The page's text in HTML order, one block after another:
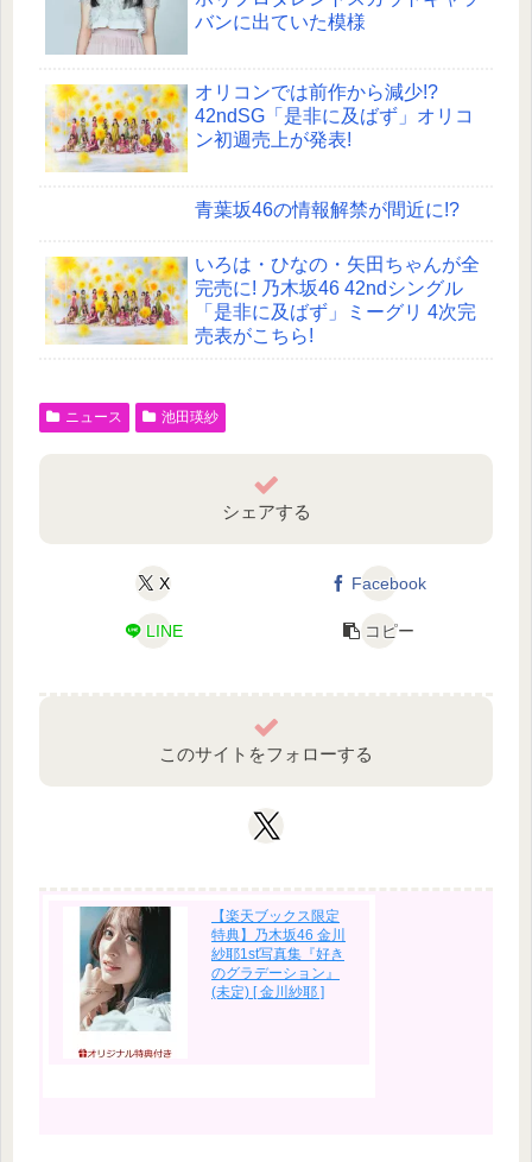
バンに出ていた模様
オリコンでは前作から減少!?
42ndSG「是非に及ばず」オリコ
ン初週売上が発表!
青葉坂46の情報解禁が間近に!?
いろは・ひなの・矢田ちゃんが全
完売に! 乃木坂46 42ndシングル
「是非に及ばず」ミーグリ 4次完
売表がこちら!
ニュース 池田瑛紗
シェアする
X Facebook
LINE コピー
このサイトをフォローする
【楽天ブックス限定
特典】乃木坂46 金川
紗耶1st写真集『好き
のグラデーション』
(未定) [ 金川紗耶 ]